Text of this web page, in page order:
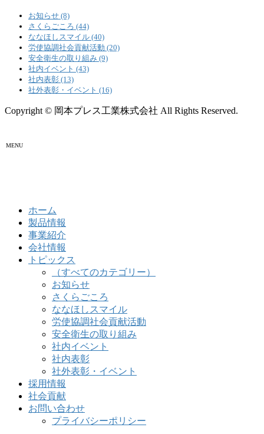
お知らせ (8)
さくらごころ (44)
ななほしスマイル (40)
労使協調社会貢献活動 (20)
安全衛生の取り組み (9)
社内イベント (43)
社内表彰 (13)
社外表彰・イベント (16)
Copyright © 岡本プレス工業株式会社 All Rights Reserved.
MENU
ホーム
製品情報
事業紹介
会社情報
トピックス
（すべてのカテゴリー）
お知らせ
さくらごころ
ななほしスマイル
労使協調社会貢献活動
安全衛生の取り組み
社内イベント
社内表彰
社外表彰・イベント
採用情報
社会貢献
お問い合わせ
プライバシーポリシー